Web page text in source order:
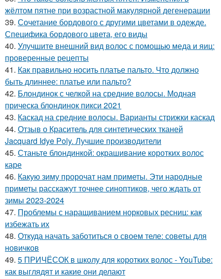
жёлтом пятне при возрастной макулярной дегенерации
39. Сочетание бордового с другими цветами в одежде.
Специфика бордового цвета, его виды
40. Улучшите внешний вид волос с помощью меда и яиц:
проверенные рецепты
41. Как правильно носить платье пальто. Что должно
быть длиннее: платье или пальто?
42. Блондинок с челкой на средние волосы. Модная
прическа блондинок пикси 2021
43. Каскад на средние волосы. Варианты стрижки каскад
44. Отзыв о Краситель для синтетических тканей
Jacquard Idye Poly. Лучшие производители
45. Станьте блондинкой: окрашивание коротких волос
каре
46. Какую зиму пророчат нам приметы. Эти народные
приметы расскажут точнее синоптиков, чего ждать от
зимы 2023-2024
47. Проблемы с наращиванием норковых ресниц: как
избежать их
48. Откуда начать заботиться о своем теле: советы для
новичков
49. 5 ПРИЧЁСОК в школу для коротких волос ‍- YouTube:
как выглядят и какие они делают